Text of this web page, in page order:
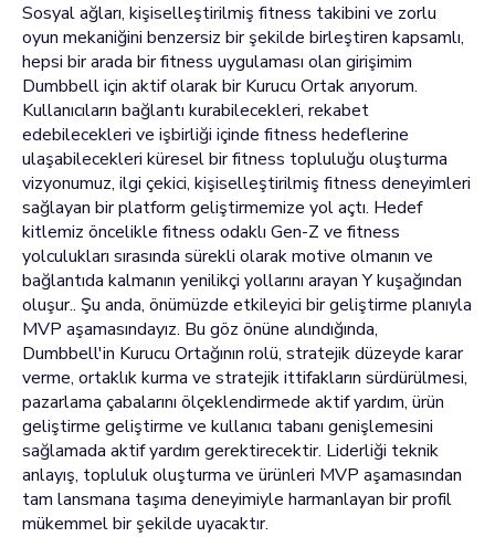
Sosyal ağları, kişiselleştirilmiş fitness takibini ve zorlu
oyun mekaniğini benzersiz bir şekilde birleştiren kapsamlı,
hepsi bir arada bir fitness uygulaması olan girişimim
Dumbbell için aktif olarak bir Kurucu Ortak arıyorum.
Kullanıcıların bağlantı kurabilecekleri, rekabet
edebilecekleri ve işbirliği içinde fitness hedeflerine
ulaşabilecekleri küresel bir fitness topluluğu oluşturma
vizyonumuz, ilgi çekici, kişiselleştirilmiş fitness deneyimleri
sağlayan bir platform geliştirmemize yol açtı. Hedef
kitlemiz öncelikle fitness odaklı Gen-Z ve fitness
yolculukları sırasında sürekli olarak motive olmanın ve
bağlantıda kalmanın yenilikçi yollarını arayan Y kuşağından
oluşur.. Şu anda, önümüzde etkileyici bir geliştirme planıyla
MVP aşamasındayız. Bu göz önüne alındığında,
Dumbbell'in Kurucu Ortağının rolü, stratejik düzeyde karar
verme, ortaklık kurma ve stratejik ittifakların sürdürülmesi,
pazarlama çabalarını ölçeklendirmede aktif yardım, ürün
geliştirme geliştirme ve kullanıcı tabanı genişlemesini
sağlamada aktif yardım gerektirecektir. Liderliği teknik
anlayış, topluluk oluşturma ve ürünleri MVP aşamasından
tam lansmana taşıma deneyimiyle harmanlayan bir profil
mükemmel bir şekilde uyacaktır.